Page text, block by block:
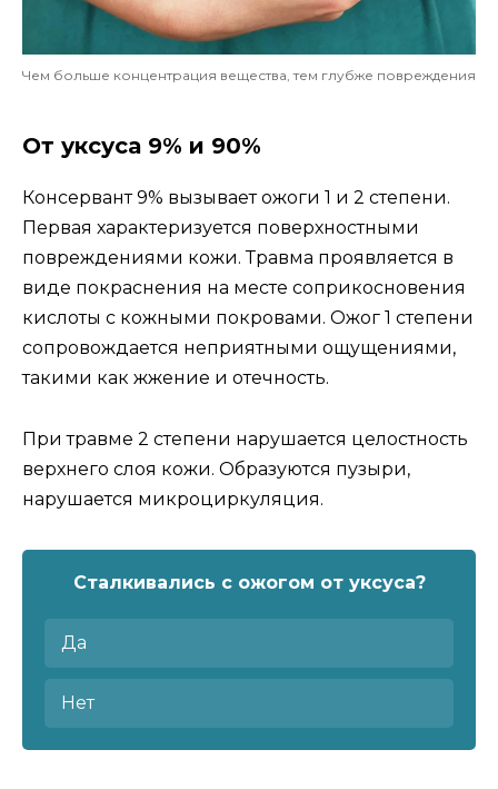
Чем больше концентрация вещества, тем глубже повреждения
От уксуса 9% и 90%
Консервант 9% вызывает ожоги 1 и 2 степени.
Первая характеризуется поверхностными
повреждениями кожи. Травма проявляется в
виде покраснения на месте соприкосновения
кислоты с кожными покровами. Ожог 1 степени
сопровождается неприятными ощущениями,
такими как жжение и отечность.
При травме 2 степени нарушается целостность
верхнего слоя кожи. Образуются пузыри,
нарушается микроциркуляция.
Сталкивались с ожогом от уксуса?
Да
Нет